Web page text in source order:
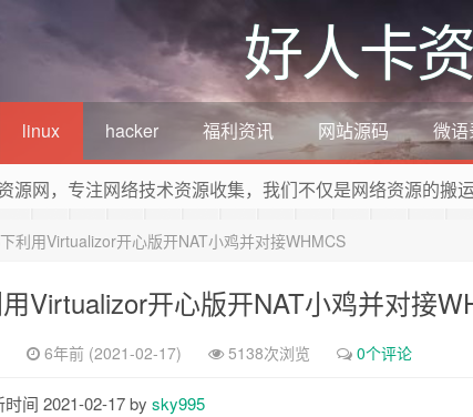
好人卡
linux hacker 福利资讯 网站源码 微语
源网，专注网络技术资源收集，我们不仅是网络资源的
利用Virtualizor开心版开NAT小鸡并对接WHMCS
Virtualizor开心版开NAT小鸡并对接
6年前 (2021-02-17) 5138次浏览 0个评论
间 2021-02-17 by sky995